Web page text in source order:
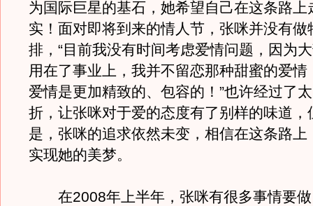
为国际巨星的基石，她希望自己在这条路上
实！面对即将到来的情人节，张咪并没有做
排，“目前我没有时间考虑爱情问题，因为
用在了事业上，我并不留恋那种甜蜜的爱情
爱情是更加精致的、包容的！”也许经过了
折，让张咪对于爱的态度有了别样的味道，
是，张咪的追求依然未变，相信在这条路上
实现她的美梦。
在2008年上半年，张咪有很多事情要做